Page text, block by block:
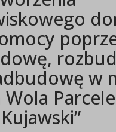
w
Wola